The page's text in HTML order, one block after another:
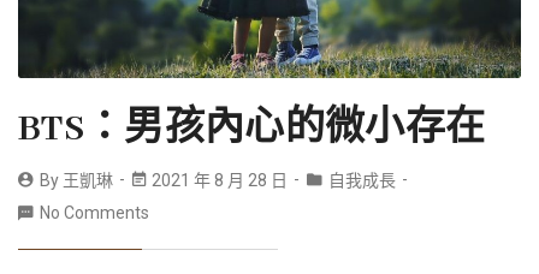
BTS：男孩內心的微小存在
By 王凱琳 2021 年 8 月 28 日
自我成長
No Comments